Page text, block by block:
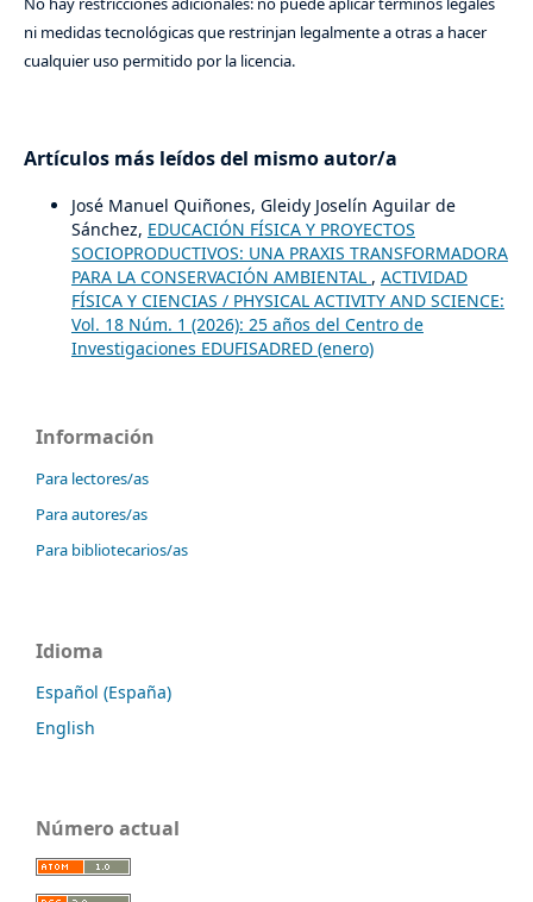
ni medidas tecnológicas que restrinjan legalmente a otras a hacer
cualquier uso permitido por la licencia.
Artículos más leídos del mismo autor/a
José Manuel Quiñones, Gleidy Joselín Aguilar de
Sánchez, EDUCACIÓN FÍSICA Y PROYECTOS
SOCIOPRODUCTIVOS: UNA PRAXIS TRANSFORMADORA
PARA LA CONSERVACIÓN AMBIENTAL , ACTIVIDAD
FÍSICA Y CIENCIAS / PHYSICAL ACTIVITY AND SCIENCE:
Vol. 18 Núm. 1 (2026): 25 años del Centro de
Investigaciones EDUFISADRED (enero)
Información
Para lectores/as
Para autores/as
Para bibliotecarios/as
Idioma
Español (España)
English
Número actual